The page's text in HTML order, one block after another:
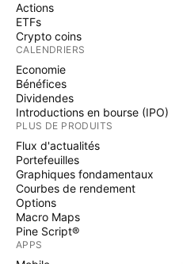
Actions
ETFs
Crypto coins
CALENDRIERS
Economie
Bénéfices
Dividendes
Introductions en bourse (IPO)
PLUS DE PRODUITS
Flux d'actualités
Portefeuilles
Graphiques fondamentaux
Courbes de rendement
Options
Macro Maps
Pine Script®
APPS